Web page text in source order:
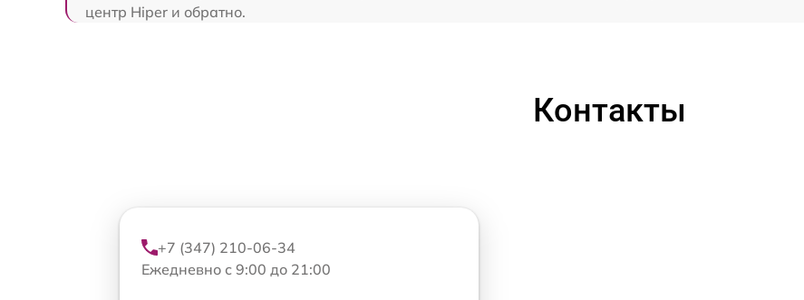
центр Hiper и обратно.
Контакты
+7 (347) 210-06-34
Ежедневно с 9:00 до 21:00